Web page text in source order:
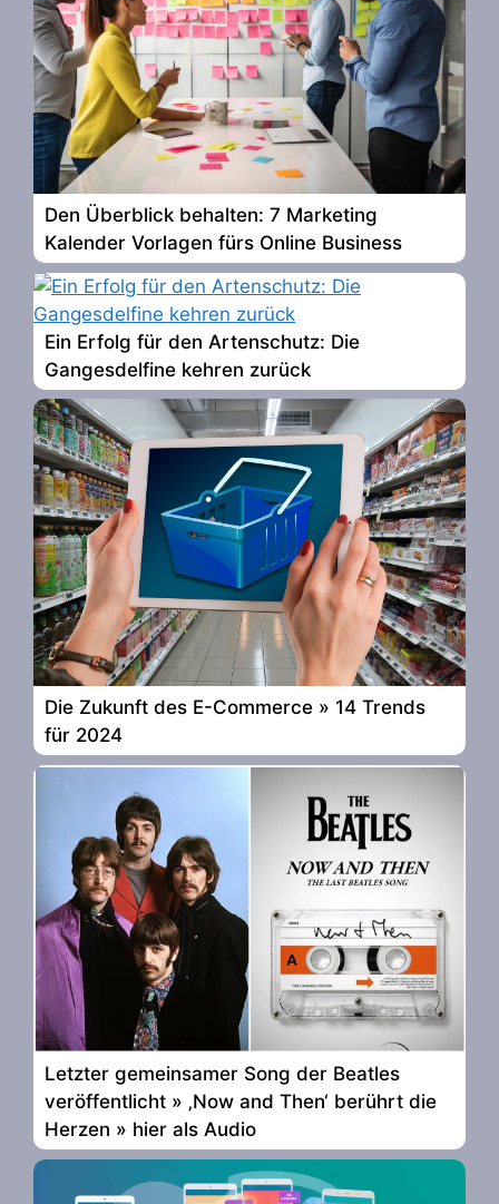
Den Überblick behalten: 7 Marketing
Kalender Vorlagen fürs Online Business
Ein Erfolg für den Artenschutz: Die
Gangesdelfine kehren zurück
Die Zukunft des E-Commerce » 14 Trends
für 2024
Letzter gemeinsamer Song der Beatles
veröffentlicht » ‚Now and Then‘ berührt die
Herzen » hier als Audio